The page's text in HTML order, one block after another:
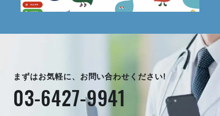
まずはお気軽に、お問い合わせください!
03-6427-9941